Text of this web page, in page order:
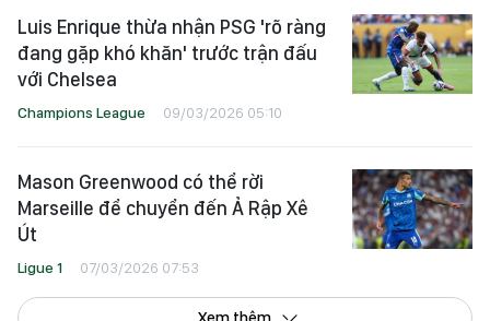
Luis Enrique thừa nhận PSG 'rõ ràng
đang gặp khó khăn' trước trận đấu
với Chelsea
Champions League 09/03/2026 05:10
Mason Greenwood có thể rời
Marseille để chuyển đến Ả Rập Xê
Út
Ligue 1 07/03/2026 07:53